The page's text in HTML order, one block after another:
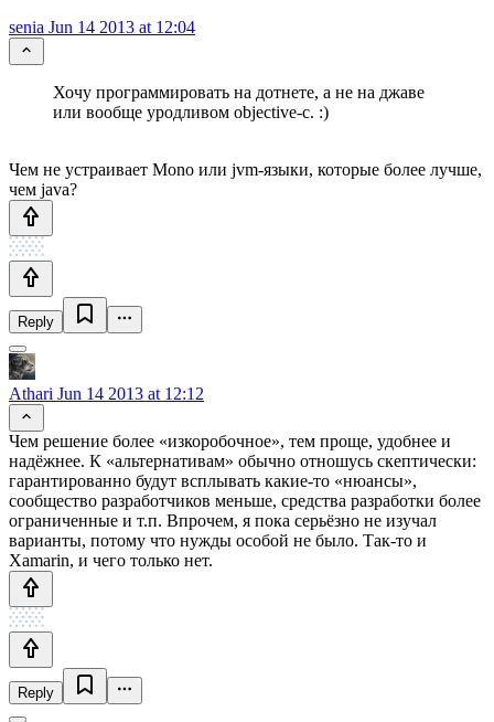
senia Jun 14 2013 at 12:04
Хочу программировать на дотнете, а не на джаве
или вообще уродливом objective-c. :)
Чем не устраивает Mono или jvm-языки, которые более лучше,
чем java?
Reply
Athari Jun 14 2013 at 12:12
Чем решение более «изкоробочное», тем проще, удобнее и
надёжнее. К «альтернативам» обычно отношусь скептически:
гарантированно будут всплывать какие-то «нюансы»,
сообщество разработчиков меньше, средства разработки более
ограниченные и т.п. Впрочем, я пока серьёзно не изучал
варианты, потому что нужды особой не было. Так-то и
Xamarin, и чего только нет.
Reply